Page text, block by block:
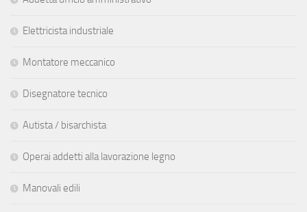
Elettricista industriale
Montatore meccanico
Disegnatore tecnico
Autista / bisarchista
Operai addetti alla lavorazione legno
Manovali edili